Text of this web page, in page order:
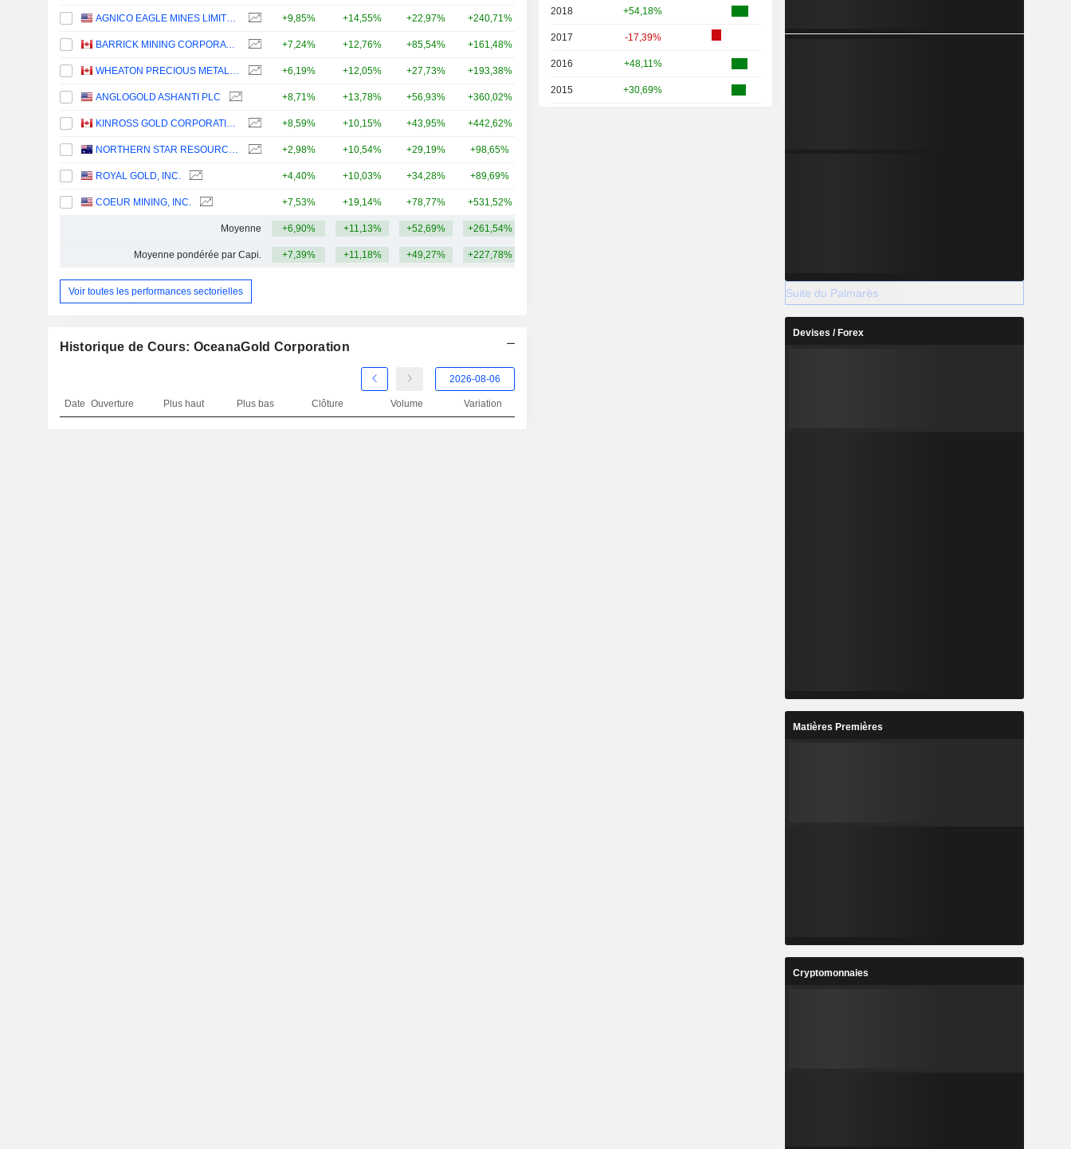
AGNICO EAGLE MINES LIMITED +9,85% +14,55% +22,97% +240,71%
BARRICK MINING CORPORATION +7,24% +12,76% +85,54% +161,48%
WHEATON PRECIOUS METALS CORP. +6,19% +12,05% +27,73% +193,38%
ANGLOGOLD ASHANTI PLC +8,71% +13,78% +56,93% +360,02%
KINROSS GOLD CORPORATION +8,59% +10,15% +43,95% +442,62%
NORTHERN STAR RESOURCES LIMITED +2,98% +10,54% +29,19% +98,65%
ROYAL GOLD, INC. +4,40% +10,03% +34,28% +89,69%
COEUR MINING, INC. +7,53% +19,14% +78,77% +531,52%
Moyenne +6,90% +11,13% +52,69% +261,54%
Moyenne pondérée par Capi. +7,39% +11,18% +49,27% +227,78%
Voir toutes les performances sectorielles
Historique de Cours: OceanaGold Corporation
Date Ouverture Plus haut Plus bas Clôture Volume Variation
2018 +54,18%
2017 -17,39%
2016 +48,11%
2015 +30,69%
Suite du Palmarès
Devises / Forex
Matières Premières
Cryptomonnaies